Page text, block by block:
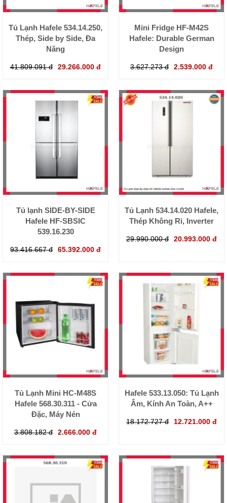
Tủ Lạnh Hafele 534.14.250,
Thép, Side by Side, Đa
Năng
41.809.091 đ 29.266.000 đ
Mini Fridge HF-M42S
Hafele: Durable German
Design
3.627.273 đ 2.539.000 đ
Tủ lạnh SIDE-BY-SIDE
Hafele HF-SBSIC
539.16.230
93.416.667 đ 65.392.000 đ
Tủ Lạnh 534.14.020 Hafele,
Thép Không Rỉ, Inverter
29.990.000 đ 20.993.000 đ
Tủ Lạnh Mini HC-M48S
Hafele 568.30.311 - Cửa
Đặc, Máy Nén
3.808.182 đ 2.666.000 đ
Hafele 533.13.050: Tủ Lạnh
Âm, Kính An Toàn, A++
18.172.727 đ 12.721.000 đ